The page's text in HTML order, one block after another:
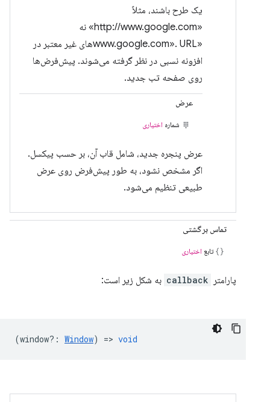
یک طرح باشند، مثلاً
«http://www.google.com» نه
«www.google.com». URLهای غیر معتبر در
افزونه نسبی در نظر گرفته می‌شوند. پیش‌فرض‌ها
روی صفحه تب جدید.
عرض
شماره اختیاری
عرض پنجره جدید، شامل قاب آن، بر حسب پیکسل.
اگر مشخص نشود، به طور پیش‌فرض روی عرض
طبیعی تنظیم می‌شود.
تماس برگشتی
تابع اختیاری
پارامتر callback به شکل زیر است:
(window? : Window) => void